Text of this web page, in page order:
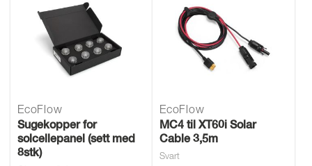
EcoFlow
Sugekopper for
solcellepanel (sett med
8stk)
EcoFlow
MC4 til XT60i Solar
Cable 3,5m
Svart